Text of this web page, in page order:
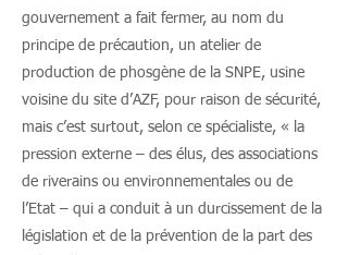
gouvernement a fait fermer, au nom du
principe de précaution, un atelier de
production de phosgène de la SNPE, usine
voisine du site d’AZF, pour raison de sécurité,
mais c’est surtout, selon ce spécialiste, « la
pression externe – des élus, des associations
de riverains ou environnementales ou de
l’Etat – qui a conduit à un durcissement de la
législation et de la prévention de la part des